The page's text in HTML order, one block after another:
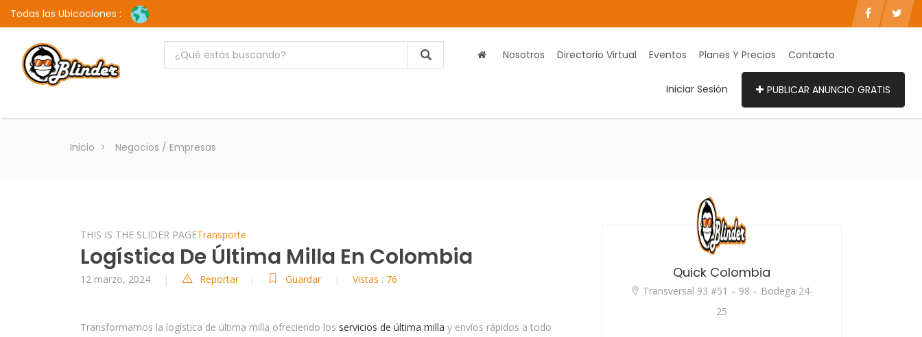
Todas las Ubicaciones :
Nosotros Directorio Virtual Eventos Planes Y Precios Contacto
Iniciar Sesión PUBLICAR ANUNCIO GRATIS
Inicio Negocios / Empresas
THIS IS THE SLIDER PAGETransporte
Logística De Última Milla En Colombia
12 marzo, 2024 Reportar Guardar Vistas : 76
Transformamos la logística de última milla ofreciendo los servicios de última milla y envíos rápidos a todo
Quick Colombia
Transversal 93 #51 – 98 – Bodega 24-
25